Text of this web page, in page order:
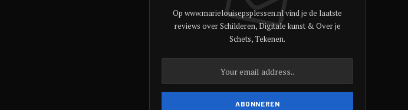
Op www.marielouisepsplessen.nl vind je de laatste
reviews over Schilderen, Digitale kunst & Over je
Schets, Tekenen.